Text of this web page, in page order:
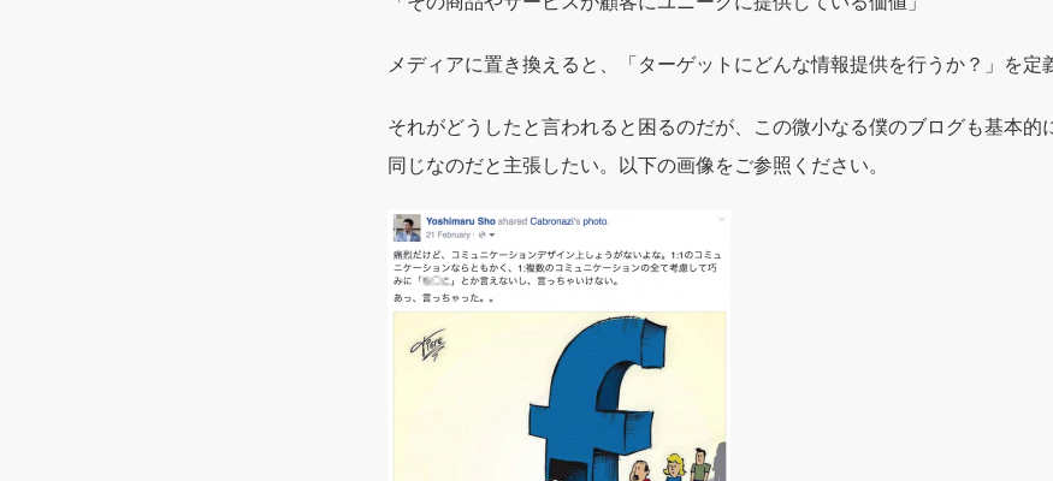
メディアに置き換えると、「ターゲットにどんな情報提供を行うか？」を定
それがどうしたと言われると困るのだが、この微小なる僕のブログも基本的
同じなのだと主張したい。以下の画像をご参照ください。